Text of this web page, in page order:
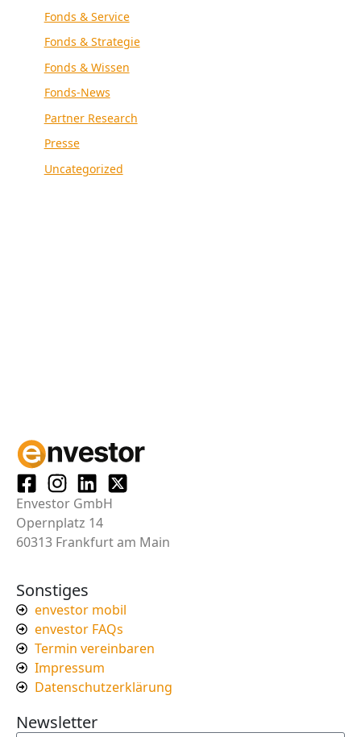
Fonds & Service
Fonds & Strategie
Fonds & Wissen
Fonds-News
Partner Research
Presse
Uncategorized
Envestor GmbH
Opernplatz 14
60313 Frankfurt am Main
Sonstiges
envestor mobil
envestor FAQs
Termin vereinbaren
Impressum
Datenschutzerklärung
Newsletter